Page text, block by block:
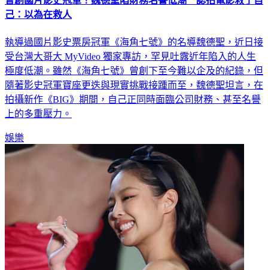
己：以為在救人
執導過國片影史票房冠軍《海角七號》的名導魏德聖，近日接
受台灣大哥大 MyVideo 獨家專訪，罕見吐露近年陷入的人生
極度低潮。雖然《海角七號》曾創下至今難以企及的紀錄，但
隨著影史冠軍寶座更迭與現實挑戰接踵而至，魏德聖坦言，在
拍攝新作《BIG》期間，自己正同時面臨公司財務、甚至名譽
上的多重壓力。
娛樂